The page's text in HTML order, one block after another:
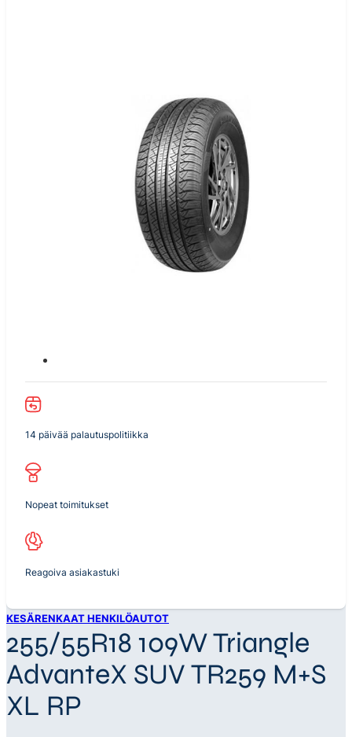
14 päivää palautuspolitiikka
Nopeat toimitukset
Reagoiva asiakastuki
KESÄRENKAAT HENKILÖAUTOT
255/55R18 109W Triangle
AdvanteX SUV TR259 M+S
XL RP